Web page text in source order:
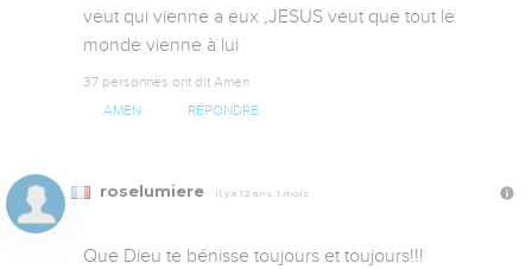
veut qui vienne a eux ,JESUS veut que tout le
monde vienne à lui
37 personnes ont dit Amen
AMEN RÉPONDRE
roselumiere Il y a 12 ans, 1 mois
Que Dieu te bénisse toujours et toujours!!!